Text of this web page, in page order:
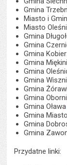
Gmina
Miasto i
Miasto
Gmina
Gmina
Gmina
Gmina
Gmina
Gmina
Gmina
Gmina
Gmina
Gmina
Gmina
Gmina
Przydatne linki: